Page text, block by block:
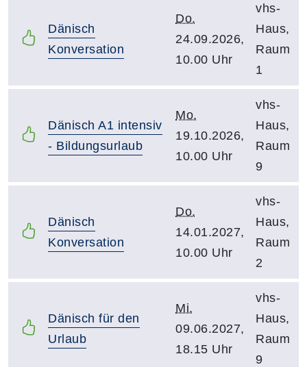
Dänisch
Konversation
Do.
24.09.2026,
10.00 Uhr
vhs-
Haus,
Raum
1
Dänisch A1 intensiv
- Bildungsurlaub
Mo.
19.10.2026,
10.00 Uhr
vhs-
Haus,
Raum
9
Dänisch
Konversation
Do.
14.01.2027,
10.00 Uhr
vhs-
Haus,
Raum
2
Dänisch für den
Urlaub
Mi.
09.06.2027,
18.15 Uhr
vhs-
Haus,
Raum
9